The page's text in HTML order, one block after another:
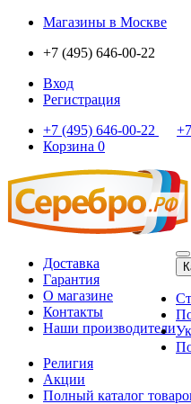
Магазины в Москве
+7 (495) 646-00-22
Вход
Регистрация
+7 (495) 646-00-22
Корзина 0
Доставка
Гарантия
О магазине
Контакты
Наши производители
Религия
Акции
Полный каталог